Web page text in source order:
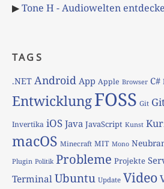
▶Tone H - Audiowelten
TAGS
.NET Android App Apple Browser C#
EntwicklungFOSS Git
Invertika iOS Java JavaScript Kunst
macOS Minecraft MIT Mono
Plugin Politik Probleme Projekte
TerminalUbuntu Update Video